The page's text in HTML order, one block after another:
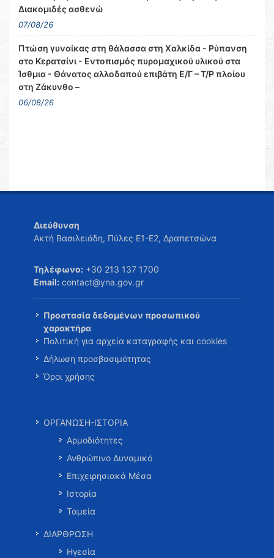
Διακομιδές ασθενώ
07/08/26
Πτώση γυναίκας στη θάλασσα στη Χαλκίδα - Ρύπανση
στο Κερατσίνι - Εντοπισμός πυρομαχικού υλικού στα
Ίσθμια - Θάνατος αλλοδαπού επιβάτη Ε/Γ – Τ/Ρ πλοίου
στη Ζάκυνθο –
06/08/26
Διεύθυνση
Ακτή Βασιλειάδη, Πύλες Ε1-Ε2, Δραπετσώνα
Τηλέφωνο: +30 213 137 1700
Email: contact@yna.gov.gr
Προστασία δεδομένων προσωπικού
χαρακτήρα
Πολιτική για αρχεία καταγραφής και cookies
Δήλωση προσβασιμότητας
Όροι χρήσης
ΟΡΓΑΝΩΣΗ-ΙΣΤΟΡΙΑ
Αρμοδιότητες
Ανθρώπινο Δυναμικό
Επιχειρησιακά Μέσα
Ιστορία
Ταμεία
ΔΙΑΡΘΡΩΣΗ
Ηγεσία